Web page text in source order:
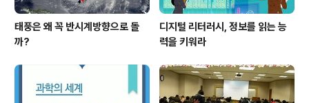
태풍은 왜 꼭 반시계방향으로 돌
까?
디지털 리터러시, 정보를 읽는 능
력을 키워라